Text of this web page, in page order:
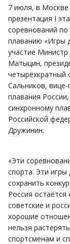
7 июля, в Москве
презентация I
соревнований
плаванию «Игры
участие
Матыцин,
четырёхкратный
Сальников,
плавания
синхронному
Российской
Дружинин.
«Эти
спорта. Эти
сохранить
Россия
советские и
хорошие
нельзя
спортсменам и